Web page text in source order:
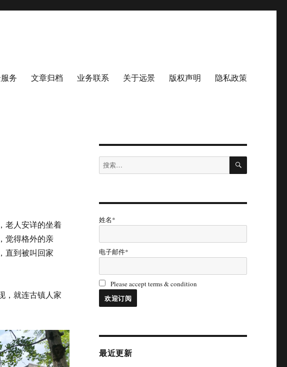
务 文章归档 业务联系 关于远景 版权声明 隐私政策
老人安详的坐着
觉得格外的亲
直到被叫回家
，就连古镇人家
搜
索：
搜
姓名*
电子邮件*
Please accept terms & condition
最近更新